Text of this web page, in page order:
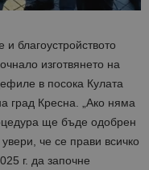
благоустройството
изготвянето на
в посока Кулата
Кресна. „Ако няма
ще бъде одобрен
че се прави всичко
г. да започне